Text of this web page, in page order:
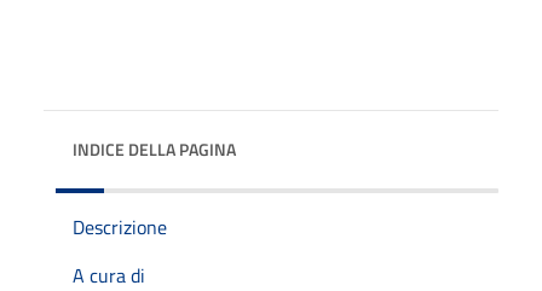
INDICE DELLA PAGINA
Descrizione
A cura di